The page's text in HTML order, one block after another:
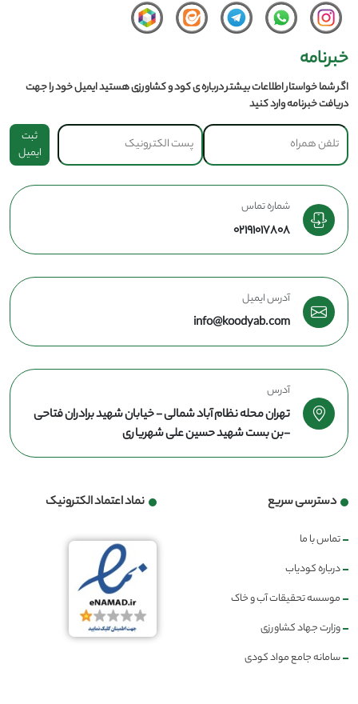
خبرنامه
اگر شما خواستار اطلاعات بیشتر درباره ی کود و کشاورزی هستید ایمیل خود را جهت
دریافت خبرنامه وارد کنید
ثبت
ایمیل
شماره تماس
02191017808
آدرس ایمیل
info@koodyab.com
آدرس
تهران محله نظام آباد شمالی - خیابان شهید برادران فتاحی
-بن بست شهید حسین علی شهریاری
دسترسی سریع
تماس با ما
درباره کودیاب
موسسه تحقیقات آب و خاک
وزارت جهاد کشاورزی
سامانه جامع مواد کودی
نماد اعتماد الکترونیک